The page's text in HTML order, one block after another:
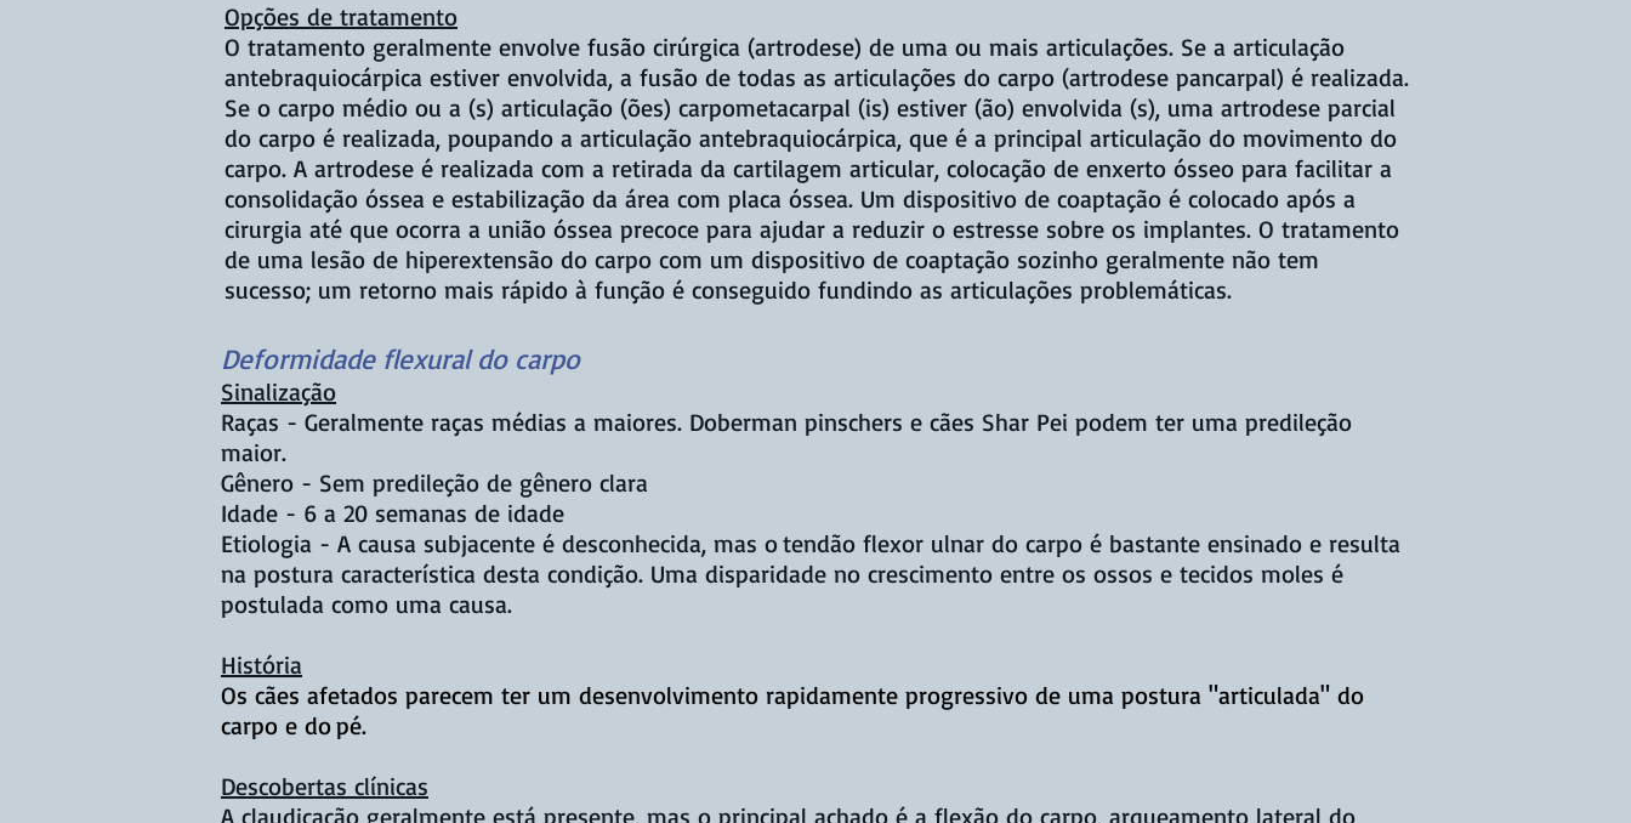
Opções de tratamento
O tratamento geralmente envolve fusão cirúrgica (artrodese) de uma ou mais articulações. Se a articulação
antebraquiocárpica estiver envolvida, a fusão de todas as articulações do carpo (artrodese pancarpal) é realizada.
Se o carpo médio ou a (s) articulação (ões) carpometacarpal (is) estiver (ão) envolvida (s), uma artrodese parcial
do carpo é realizada, poupando a articulação antebraquiocárpica, que é a principal articulação do movimento do
carpo. A artrodese é realizada com a retirada da cartilagem articular, colocação de enxerto ósseo para facilitar a
consolidação óssea e estabilização da área com placa óssea. Um dispositivo de coaptação é colocado após a
cirurgia até que ocorra a união óssea precoce para ajudar a reduzir o estresse sobre os implantes. O tratamento
de uma lesão de hiperextensão do carpo com um dispositivo de coaptação sozinho geralmente não tem
sucesso; um retorno mais rápido à função é conseguido fundindo as articulações problemáticas.
Deformidade flexural do carpo
Sinalização
Raças - Geralmente raças médias a maiores. Doberman pinschers e cães Shar Pei podem ter uma predileção
maior.
Gênero - Sem predileção de gênero clara
Idade - 6 a 20 semanas de idade
Etiologia - A causa subjacente é desconhecida, mas otendão flexor ulnar do carpo é bastante ensinado e resulta
na postura característica desta condição. Uma disparidade no crescimento entre os ossos e tecidos moles é
postulada como uma causa.
História
Os cães afetados parecem ter um desenvolvimento rapidamente progressivo de uma postura "articulada" do
carpo e dopé.
Descobertas clínicas
A claudicação geralmente está presente, mas o principal achado é a flexão do carpo, arqueamento lateral do